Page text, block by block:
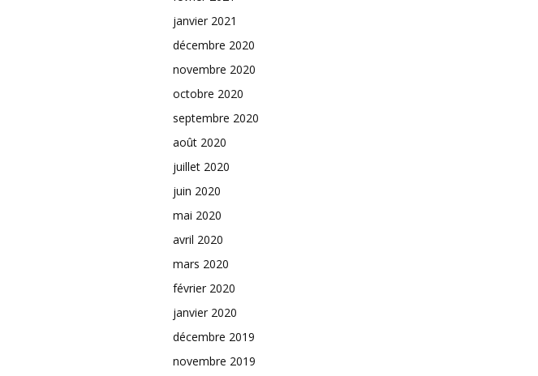
janvier 2021
décembre 2020
novembre 2020
octobre 2020
septembre 2020
août 2020
juillet 2020
juin 2020
mai 2020
avril 2020
mars 2020
février 2020
janvier 2020
décembre 2019
novembre 2019